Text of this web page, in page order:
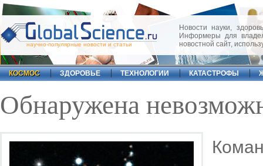
научно-популярные новости и статьи
Новости науки,
Информеры для
новостной сайт,
КОСМОС ЗДОРОВЬЕ ТЕХНОЛОГИИ КАТАСТРОФЫ
Обнаружена